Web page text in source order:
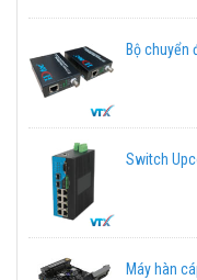
Bộ chuyển
Switch
Máy hàn